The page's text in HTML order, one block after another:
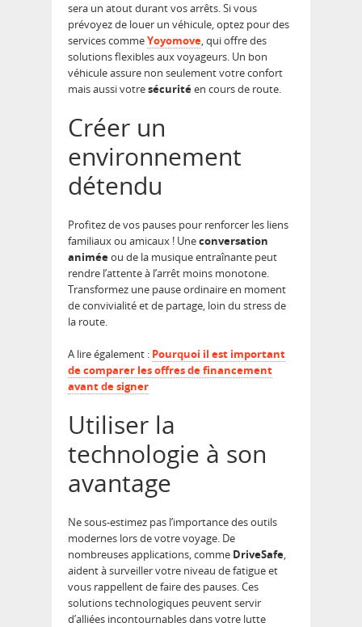
sera un atout durant vos arrêts. Si vous
prévoyez de louer un véhicule, optez pour des
services commeYoyomove, qui offre des
solutions flexibles aux voyageurs. Un bon
véhicule assure non seulement votre confort
mais aussi votresécuritéen cours de route.
Créer un
environnement
détendu
Profitez de vos pauses pour renforcer les liens
familiaux ou amicaux ! Uneconversation
animéeou de la musique entraînante peut
rendre l’attente à l’arrêt moins monotone.
Transformez une pause ordinaire en moment
de convivialité et de partage, loin du stress de
la route.
A lire également : Pourquoi il est important
de comparer les offres de financement
avant de signer
Utiliser la
technologie à son
avantage
Ne sous-estimez pas l’importance des outils
modernes lors de votre voyage. De
nombreuses applications, comme DriveSafe,
aident à surveiller votre niveau de fatigue et
vous rappellent de faire des pauses. Ces
solutions technologiques peuvent servir
d’alliées incontournables dans votre lutte